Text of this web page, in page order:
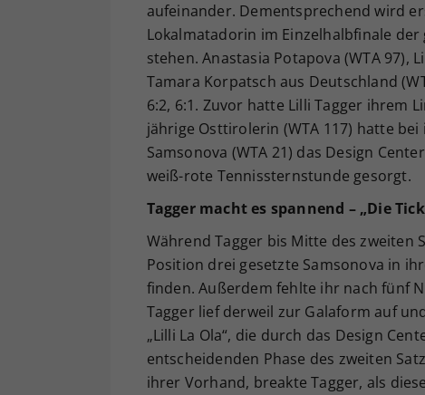
aufeinander. Dementsprechend wird
Lokalmatadorin im Einzelhalbfinale
stehen. Anastasia Potapova (WTA 97),
Tamara Korpatsch aus Deutschland
6:2, 6:1. Zuvor hatte Lilli Tagger ihrem
jährige Osttirolerin (WTA 117) hatte
Samsonova (WTA 21) das Design
weiß-rote Tennissternstunde gesorgt.
Tagger macht es spannend – „Die
Während Tagger bis Mitte des zweiten
Position drei gesetzte Samsonova in
finden. Außerdem fehlte ihr nach fünf
Tagger lief derweil zur Galaform auf
„Lilli La Ola“, die durch das Design
entscheidenden Phase des zweiten
ihrer Vorhand, breakte Tagger, als